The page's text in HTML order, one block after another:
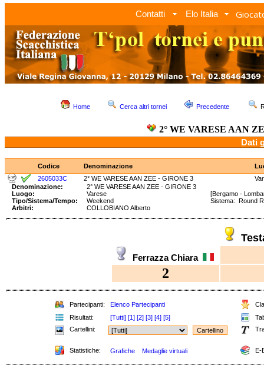
Contatti Elo Italia
Home Cerca altri tornei Precedente
2° WE VARESE AAN
Dati
Codice Denominazione
2605033C
2° WE VARESE AAN ZEE - GIRONE 3
Denominazione:
2° WE VARESE AAN ZEE - GIRONE 3
Luogo:
Varese
[Bergamo -
Tipo/Sistema/Tempo:
Weekend
Sistema: Round
Arbitri:
COLLOBIANO Alberto
Ferrazza Chiara
2
Partecipanti: Elenco Partecipanti
Risultati:
[Tutti] [1] [2] [3] [4] [5]
Cartellini:
Statistiche: Grafiche Medaglie virtuali E-